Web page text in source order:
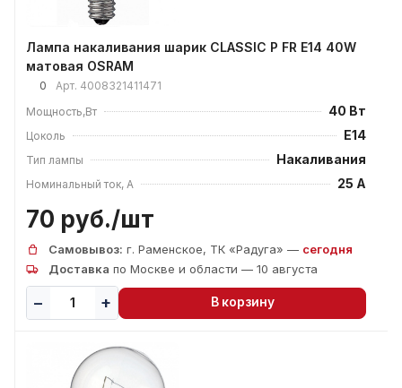
Лампа накаливания шарик CLASSIC P FR E14 40W
матовая OSRAM
0 Арт. 4008321411471
Мощность,Вт
40 Вт
Цоколь E14
Тип лампы Накаливания
Номинальный ток, А 25 А
70 руб./шт
Самовывоз: г. Раменское, ТК «Радуга» — сегодня
Доставка по Москве и области — 10 августа
В корзину